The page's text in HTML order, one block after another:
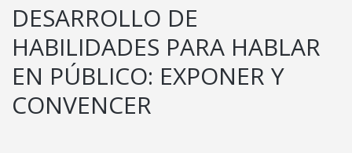
DESARROLLO DE
HABILIDADES PARA HABLAR
EN PÚBLICO: EXPONER Y
CONVENCER